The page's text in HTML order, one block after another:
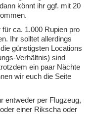
könnt ihr ggf. mit 20
ca. 1.000 Rupien pro
Ihr solltet allerdings
günstigsten Locations
Verhältnis) sind
ein paar Nächte
wir euch die Seite
entweder per Flugzeug,
einer Rikscha oder